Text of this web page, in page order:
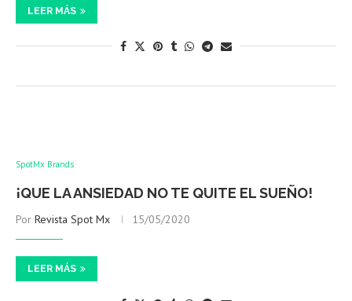
LEER MÁS
SpotMx Brands
¡QUE LA ANSIEDAD NO TE QUITE EL SUEÑO!
Por Revista Spot Mx 15/05/2020
LEER MÁS